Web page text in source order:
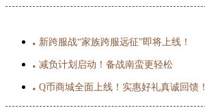
■ 新跨服战“家族跨服远征”即将上线！
■ 减负计划启动！备战南蛮更轻松
■ Q币商城全面上线！实惠好礼真诚回馈！